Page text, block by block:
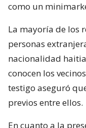
como un
La mayoría de los
personas
nacionalidad
conocen los
testigo aseguró
previos entre ellos.
En cuanto a la